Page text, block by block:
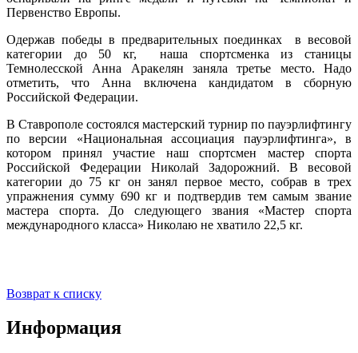
Первенство Европы.
Одержав победы в предварительных поединках в весовой
категории до 50 кг, наша спортсменка из станицы
Темнолесской Анна Аракелян заняла третье место. Надо
отметить, что Анна включена кандидатом в сборную
Российской Федерации.
В Ставрополе состоялся мастерский турнир по пауэрлифтингу
по версии «Национальная ассоциация пауэрлифтинга», в
котором принял участие наш спортсмен мастер спорта
Российской Федерации Николай Задорожний. В весовой
категории до 75 кг он занял первое место, собрав в трех
упражнения сумму 690 кг и подтвердив тем самым звание
мастера спорта. До следующего звания «Мастер спорта
международного класса» Николаю не хватило 22,5 кг.
Возврат к списку
Информация